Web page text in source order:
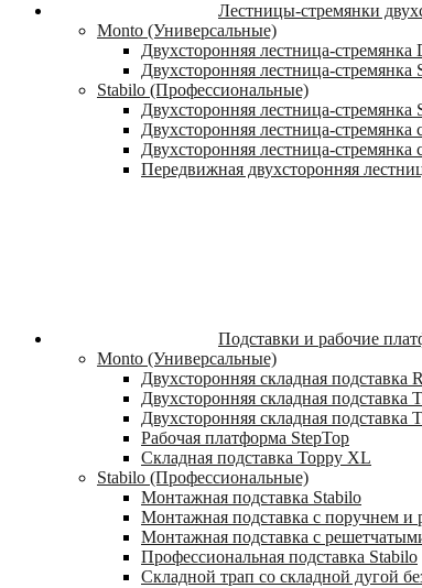
Лестницы-стремянки
Monto (Универсальные)
Двухсторонняя лестница-стремянка
Двухсторонняя лестница-
Stabilo (Профессиональные)
Двухсторонняя лестница-стремянка
Двухсторонняя лестница-стремянка
Двухсторонняя лестница-
Передвижная двухсторонняя
Подставки и рабочие
Monto (Универсальные)
Двухсторонняя складная подставка
Двухсторонняя складная подставка
Двухсторонняя складная подставка
Рабочая платформа StepTop
Складная подставка Toppy XL
Stabilo (Профессиональные)
Монтажная подставка Stabilo
Монтажная подставка с поручнем и
Монтажная подставка с
Профессиональная подставка Stabilo
Складной трап со складной дугой